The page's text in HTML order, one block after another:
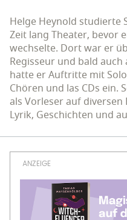
Helge Heynold studierte
Zeit lang Theater, bevor
wechselte. Dort war er
Regisseur und bald
hatte er Auftritte mit
Chören und las CDs ein.
als Vorleser auf
Lyrik, Geschichten und